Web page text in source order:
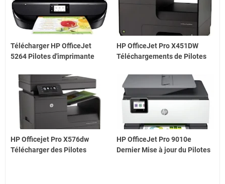
Télécharger HP OfficeJet
5264 Pilotes d'imprimante
HP OfficeJet Pro X451DW
Téléchargements de Pilotes
HP Officejet Pro X576dw
Télécharger des Pilotes
HP OfficeJet Pro 9010e
Dernier Mise à jour du Pilotes